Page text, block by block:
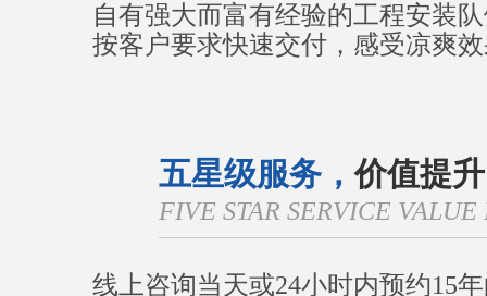
自有强大而富有经验的工程安装
按客户要求快速交付，感受凉爽
五星级服务，价值提升
FIVE STAR SERVICE
线上咨询当天或24小时内预约15